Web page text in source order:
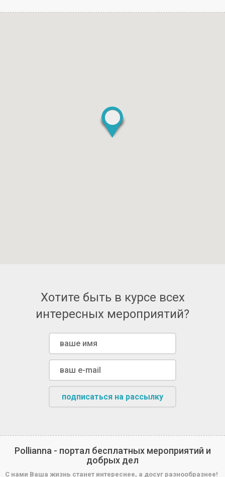
Хотите быть в курсе всех
интересных мероприятий?
подписаться на рассылку
Pollianna - портал бесплатных мероприятий и
добрых дел
С нами Ваша жизнь станет интереснее, а досуг разнообразнее!